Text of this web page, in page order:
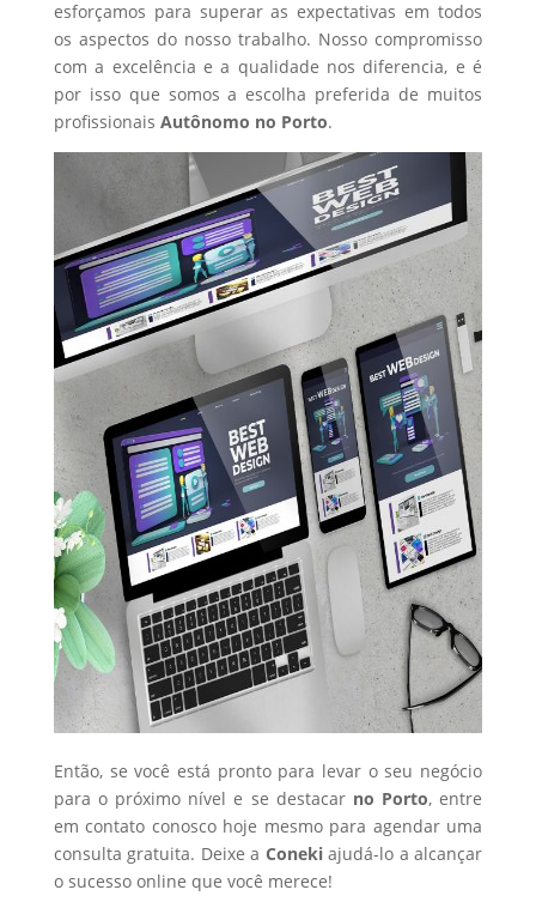
esforçamos para superar as expectativas em todos
os aspectos do nosso trabalho. Nosso compromisso
com a excelência e a qualidade nos diferencia, e é
por isso que somos a escolha preferida de muitos
profissionais Autônomo no Porto.
Então, se você está pronto para levar o seu negócio
para o próximo nível e se destacar no Porto, entre
em contato conosco hoje mesmo para agendar uma
consulta gratuita. Deixe a Conekiajudá-lo a alcançar
o sucesso online que você merece!